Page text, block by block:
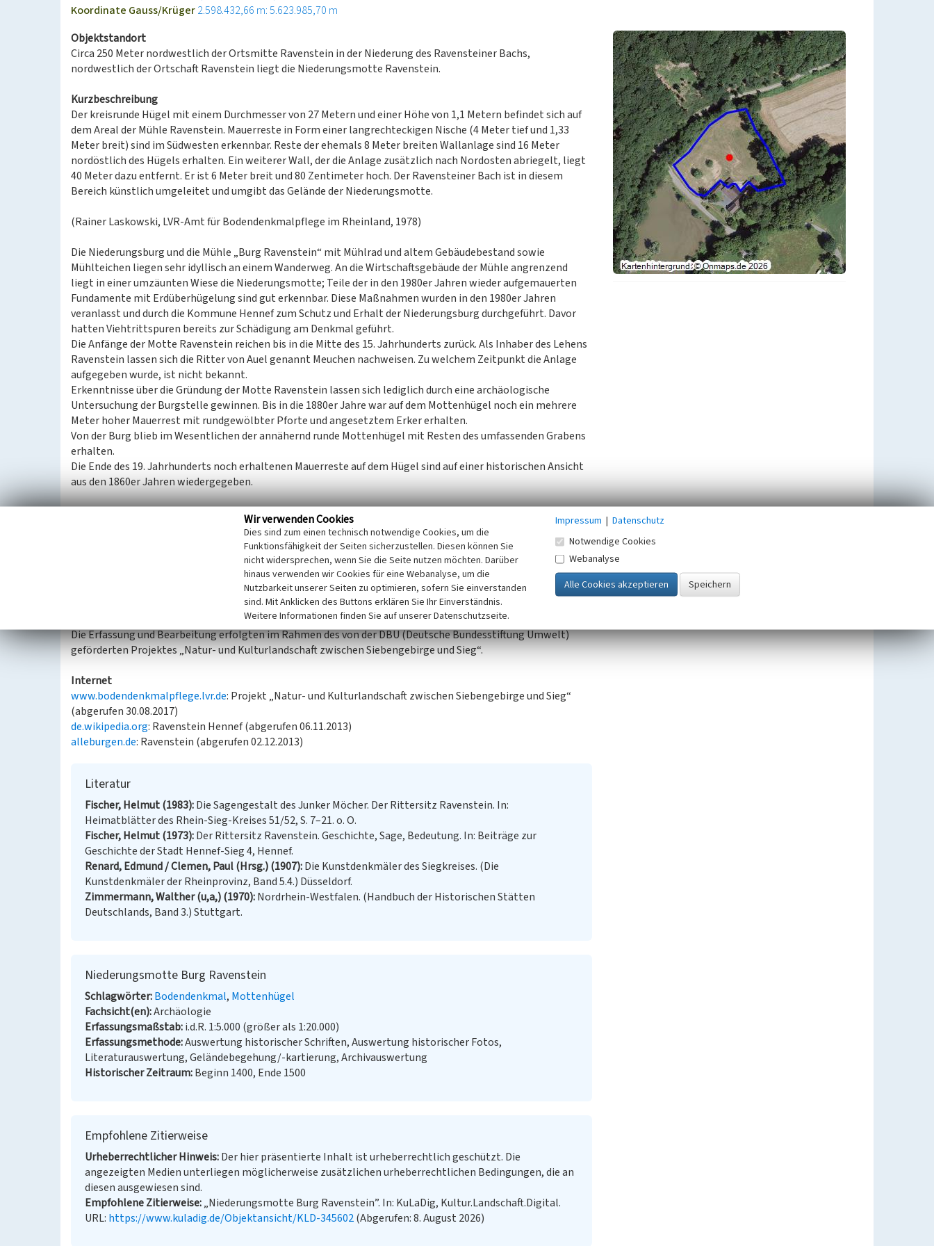
Koordinate Gauss/Krüger2.598.432,66 m: 5.623.985,70 m
Objektstandort
Circa 250 Meter nordwestlich der Ortsmitte Ravenstein in der Niederung des Ravensteiner Bachs,
nordwestlich der Ortschaft Ravenstein liegt die Niederungsmotte Ravenstein.
Kurzbeschreibung
Der kreisrunde Hügel mit einem Durchmesser von 27 Metern und einer Höhe von 1,1 Metern befindet sich auf
dem Areal der Mühle Ravenstein. Mauerreste in Form einer langrechteckigen Nische (4 Meter tief und 1,33
Meter breit) sind im Südwesten erkennbar. Reste der ehemals 8 Meter breiten Wallanlage sind 16 Meter
nordöstlich des Hügels erhalten. Ein weiterer Wall, der die Anlage zusätzlich nach Nordosten abriegelt, liegt
40 Meter dazu entfernt. Er ist 6 Meter breit und 80 Zentimeter hoch. Der Ravensteiner Bach ist in diesem
Bereich künstlich umgeleitet und umgibt das Gelände der Niederungsmotte.
(Rainer Laskowski, LVR-Amt für Bodendenkmalpflege im Rheinland, 1978)
Die Niederungsburg und die Mühle „Burg Ravenstein“ mit Mühlrad und altem Gebäudebestand sowie
Mühlteichen liegen sehr idyllisch an einem Wanderweg. An die Wirtschaftsgebäude der Mühle angrenzend
liegt in einer umzäunten Wiese die Niederungsmotte; Teile der in den 1980er Jahren wieder aufgemauerten
Fundamente mit Erdüberhügelung sind gut erkennbar. Diese Maßnahmen wurden in den 1980er Jahren
veranlasst und durch die Kommune Hennef zum Schutz und Erhalt der Niederungsburg durchgeführt. Davor
hatten Viehtrittspuren bereits zur Schädigung am Denkmal geführt.
Die Anfänge der Motte Ravenstein reichen bis in die Mitte des 15. Jahrhunderts zurück. Als Inhaber des Lehens
Ravenstein lassen sich die Ritter von Auel genannt Meuchen nachweisen. Zu welchem Zeitpunkt die Anlage
aufgegeben wurde, ist nicht bekannt.
Erkenntnisse über die Gründung der Motte Ravenstein lassen sich lediglich durch eine archäologische
Untersuchung der Burgstelle gewinnen. Bis in die 1880er Jahre war auf dem Mottenhügel noch ein mehrere
Meter hoher Mauerrest mit rundgewölbter Pforte und angesetztem Erker erhalten.
Von der Burg blieb im Wesentlichen der annähernd runde Mottenhügel mit Resten des umfassenden Grabens
erhalten.
Die Ende des 19. Jahrhunderts noch erhaltenen Mauerreste auf dem Hügel sind auf einer historischen Ansicht
aus den 1860er Jahren wiedergegeben.
Heute wird die Anlage als Grünland ohne Beweidung genutzt, ist abgezäunt und gut erhalten. Die Motte und
die Mühle Ravenstein können von außen besichtigt werden. Der Rhein-Ruhr-Weg führt direkt und der
Bergische Weg in unmittelbarer Nähe vorbei.
(Christine Wohlfarth, LVR-Amt für Bodendenkmalpflege im Rheinland, 2013)
Das Objekt ist ein eingetragenes Bodendenkmal (LVR-ABR SU 055).
Die Erfassung und Bearbeitung erfolgten im Rahmen des von der DBU (Deutsche Bundesstiftung Umwelt)
geförderten Projektes „Natur- und Kulturlandschaft zwischen Siebengebirge und Sieg“.
Internet
www.bodendenkmalpflege.lvr.de: Projekt „Natur- und Kulturlandschaft zwischen Siebengebirge und Sieg“
(abgerufen 30.08.2017)
de.wikipedia.org: Ravenstein Hennef (abgerufen 06.11.2013)
alleburgen.de: Ravenstein (abgerufen 02.12.2013)
Literatur
Fischer, Helmut (1983) Die Sagengestalt des Junker Möcher. Der Rittersitz Ravenstein. In:
Heimatblätter des Rhein-Sieg-Kreises 51/52, S. 7–21. o. O.
Fischer, Helmut (1973) Der Rittersitz Ravenstein. Geschichte, Sage, Bedeutung. In: Beiträge zur
Geschichte der Stadt Hennef-Sieg 4, Hennef.
Renard, Edmund / Clemen, Paul (Hrsg.) (1907) Die Kunstdenkmäler des Siegkreises. (Die
Kunstdenkmäler der Rheinprovinz, Band 5.4.) Düsseldorf.
Zimmermann, Walther (u,a,) (1970) Nordrhein-Westfalen. (Handbuch der Historischen Stätten
Deutschlands, Band 3.) Stuttgart.
Niederungsmotte Burg Ravenstein
Schlagwörter Bodendenkmal Mottenhügel
Fachsicht(en) Archäologie
Erfassungsmaßstab i.d.R. 1:5.000 (größer als 1:20.000)
Erfassungsmethode Auswertung historischer Schriften, Auswertung historischer Fotos,
Literaturauswertung, Geländebegehung/-kartierung, Archivauswertung
Historischer Zeitraum Beginn 1400, Ende 1500
Empfohlene Zitierweise
Urheberrechtlicher Hinweis Der hier präsentierte Inhalt ist urheberrechtlich geschützt. Die
angezeigten Medien unterliegen möglicherweise zusätzlichen urheberrechtlichen Bedingungen, die an
diesen ausgewiesen sind.
Empfohlene Zitierweise „Niederungsmotte Burg Ravenstein”. In: KuLaDig, Kultur.Landschaft.Digital.
URL: https://www.kuladig.de/Objektansicht/KLD-345602(Abgerufen: 8. August 2026)
Wir verwenden Cookies
Dies sind zum einen technisch notwendige Cookies, um die
Funktionsfähigkeit der Seiten sicherzustellen. Diesen können Sie
nicht widersprechen, wenn Sie die Seite nutzen möchten. Darüber
hinaus verwenden wir Cookies für eine Webanalyse, um die
Nutzbarkeit unserer Seiten zu optimieren, sofern Sie einverstanden
sind. Mit Anklicken des Buttons erklären Sie Ihr Einverständnis.
Weitere Informationen finden Sie auf unserer Datenschutzseite.
Impressum | Datenschutz
Notwendige Cookies
Webanalyse